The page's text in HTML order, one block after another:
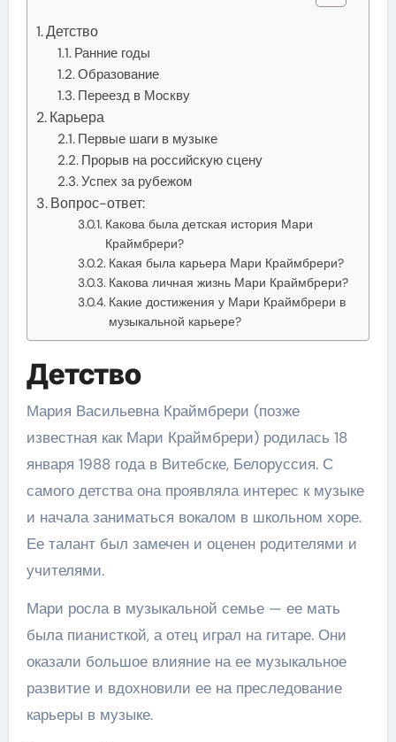
Детство
Ранние годы
Образование
Переезд в Москву
Карьера
Первые шаги в музыке
Прорыв на российскую сцену
Успех за рубежом
Вопрос-ответ:
Какова была детская история Мари
Краймбрери?
Какая была карьера Мари Краймбрери?
Какова личная жизнь Мари Краймбрери?
Какие достижения у Мари Краймбрери в
музыкальной карьере?
Детство
Мария Васильевна Краймбрери (позже
известная как Мари Краймбрери) родилась 18
января 1988 года в Витебске, Белоруссия. С
самого детства она проявляла интерес к музыке
и начала заниматься вокалом в школьном хоре.
Ее талант был замечен и оценен родителями и
учителями.
Мари росла в музыкальной семье — ее мать
была пианисткой, а отец играл на гитаре. Они
оказали большое влияние на ее музыкальное
развитие и вдохновили ее на преследование
карьеры в музыке.